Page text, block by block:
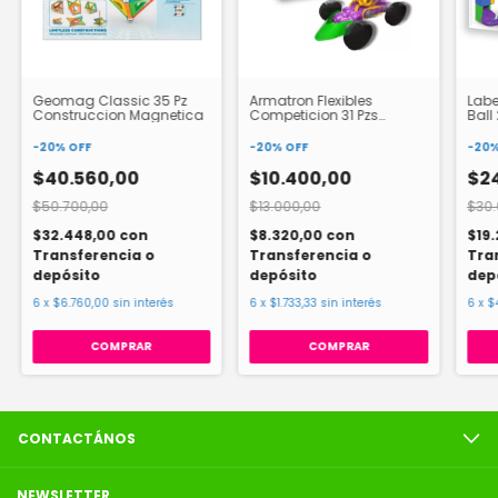
Geomag Classic 35 Pz
Construccion Magnetica
-20% OFF
$40.560,00
$50.700,00
$32.448,00 con
Transferencia o
depósito
6 x $6.760,00 sin interés
Armatron Flexibles
Competicion 31 Pzs
-20% OFF
$10.400,00
$13.000,00
$8.320,00 con
Transferencia o
depósito
6 x $1.733,33 sin interés
Ball
-20
6 x
CONTACTÁNOS